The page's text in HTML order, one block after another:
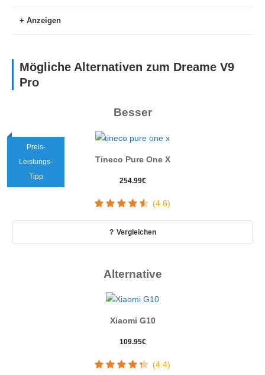
Anzeigen
Mögliche Alternativen zum Dreame V9
Pro
Besser
Preis-
Leistungs-
Tipp
Tineco Pure One X
254.99€
(4.6)
Vergleichen
Alternative
Xiaomi G10
109.95€
(4.4)